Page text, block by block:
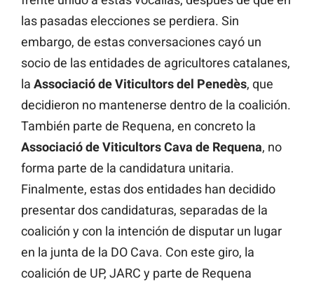
las pasadas elecciones se perdiera. Sin
embargo, de estas conversaciones cayó un
socio de las entidades de agricultores catalanes,
la Associació deViticultors del Penedès, que
decidieron no mantenerse dentro de la coalición.
También parte de Requena, en concreto la
Associació de Viticultors Cava de Requena, no
forma parte de la candidatura unitaria.
Finalmente, estas dos entidades han decidido
presentar dos candidaturas, separadas de la
coalición y con la intención de disputar un lugar
en la junta de la DO Cava. Con este giro, la
coalición de UP, JARC y parte de Requena